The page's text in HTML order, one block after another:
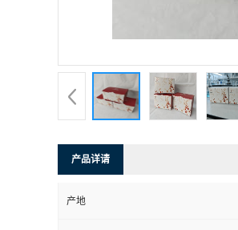
产品详请
产地